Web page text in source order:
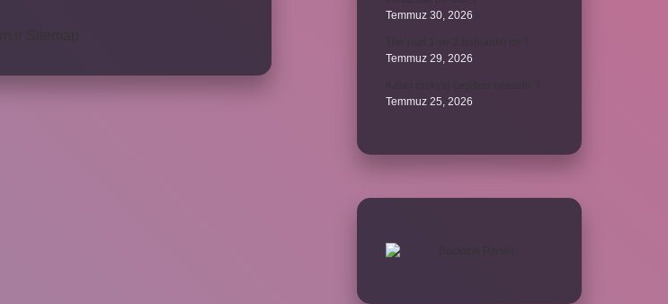
Temmuz 30, 2026
Temmuz 29, 2026
Temmuz 25, 2026